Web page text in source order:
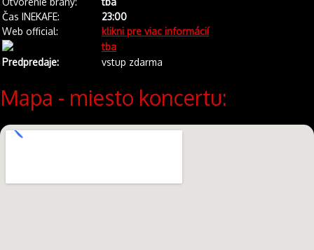
Čas INEKAFE:
23:00
Web official:
klikni pre viac informácií
tba
Predpredaje:
vstup zdarma
Mapa - miesto koncertu: